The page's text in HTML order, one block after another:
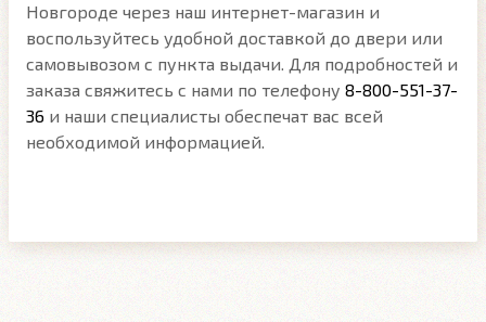
Новгороде через наш интернет-магазин и
воспользуйтесь удобной доставкой до двери или
самовывозом с пункта выдачи. Для подробностей и
заказа свяжитесь с нами по телефону 8-800-551-37-
36 и наши специалисты обеспечат вас всей
необходимой информацией.